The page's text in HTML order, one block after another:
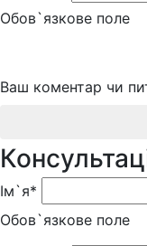
Обов`язкове поле
Ваш коментар чи
Ім`я*
Обов`язкове поле